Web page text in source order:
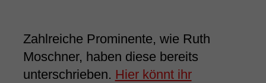
Zahlreiche Prominente, wie Ruth
Moschner, haben diese bereits
unterschrieben. Hier könnt ihr